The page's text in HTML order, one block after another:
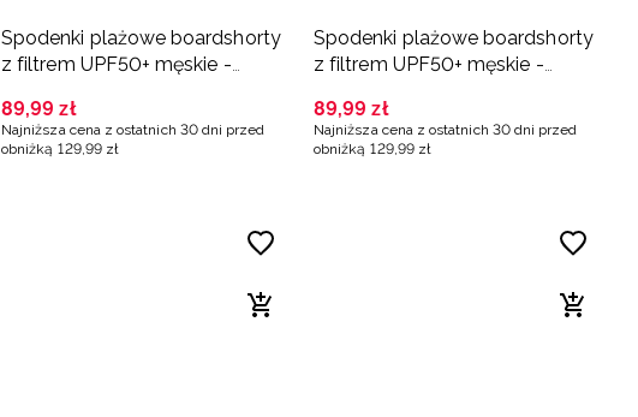
Spodenki plażowe boardshorty
z filtrem UPF50+ męskie -
89,99 zł
Najniższa cena z ostatnich 30 dni przed
obniżką 129,99 zł
Spodenki plażowe boardshorty
z filtrem UPF50+ męskie -
89,99 zł
Najniższa cena z ostatnich 30 dni przed
obniżką 129,99 zł